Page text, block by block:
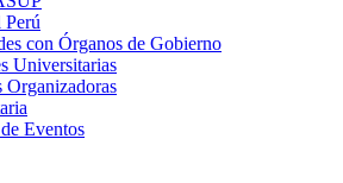
Perú
con Órganos de Gobierno
Universitarias
Organizadoras
Eventos